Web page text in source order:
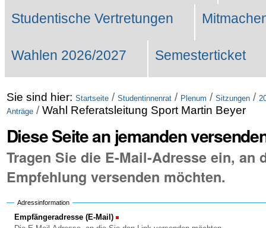
Studentische Vertretungen
Wahlen 2026/2027 Semesterticket
Sie sind hier: Startseite / Studentinnenrat / Plenum / Sitzungen /
Anträge / Wahl Referatsleitung Sport Martin Beyer
Diese Seite an jemanden
Tragen Sie die E-Mail-Adresse ein, an
Empfehlung versenden möchten.
Adressinformation
Empfängeradresse (E-Mail)